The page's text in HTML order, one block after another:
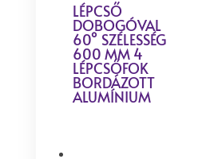
LÉPCSŐ
DOBOGÓVAL
60° SZÉLESSÉG
600 MM 4
LÉPCSŐFOK
BORDÁZOTT
ALUMÍNIUM